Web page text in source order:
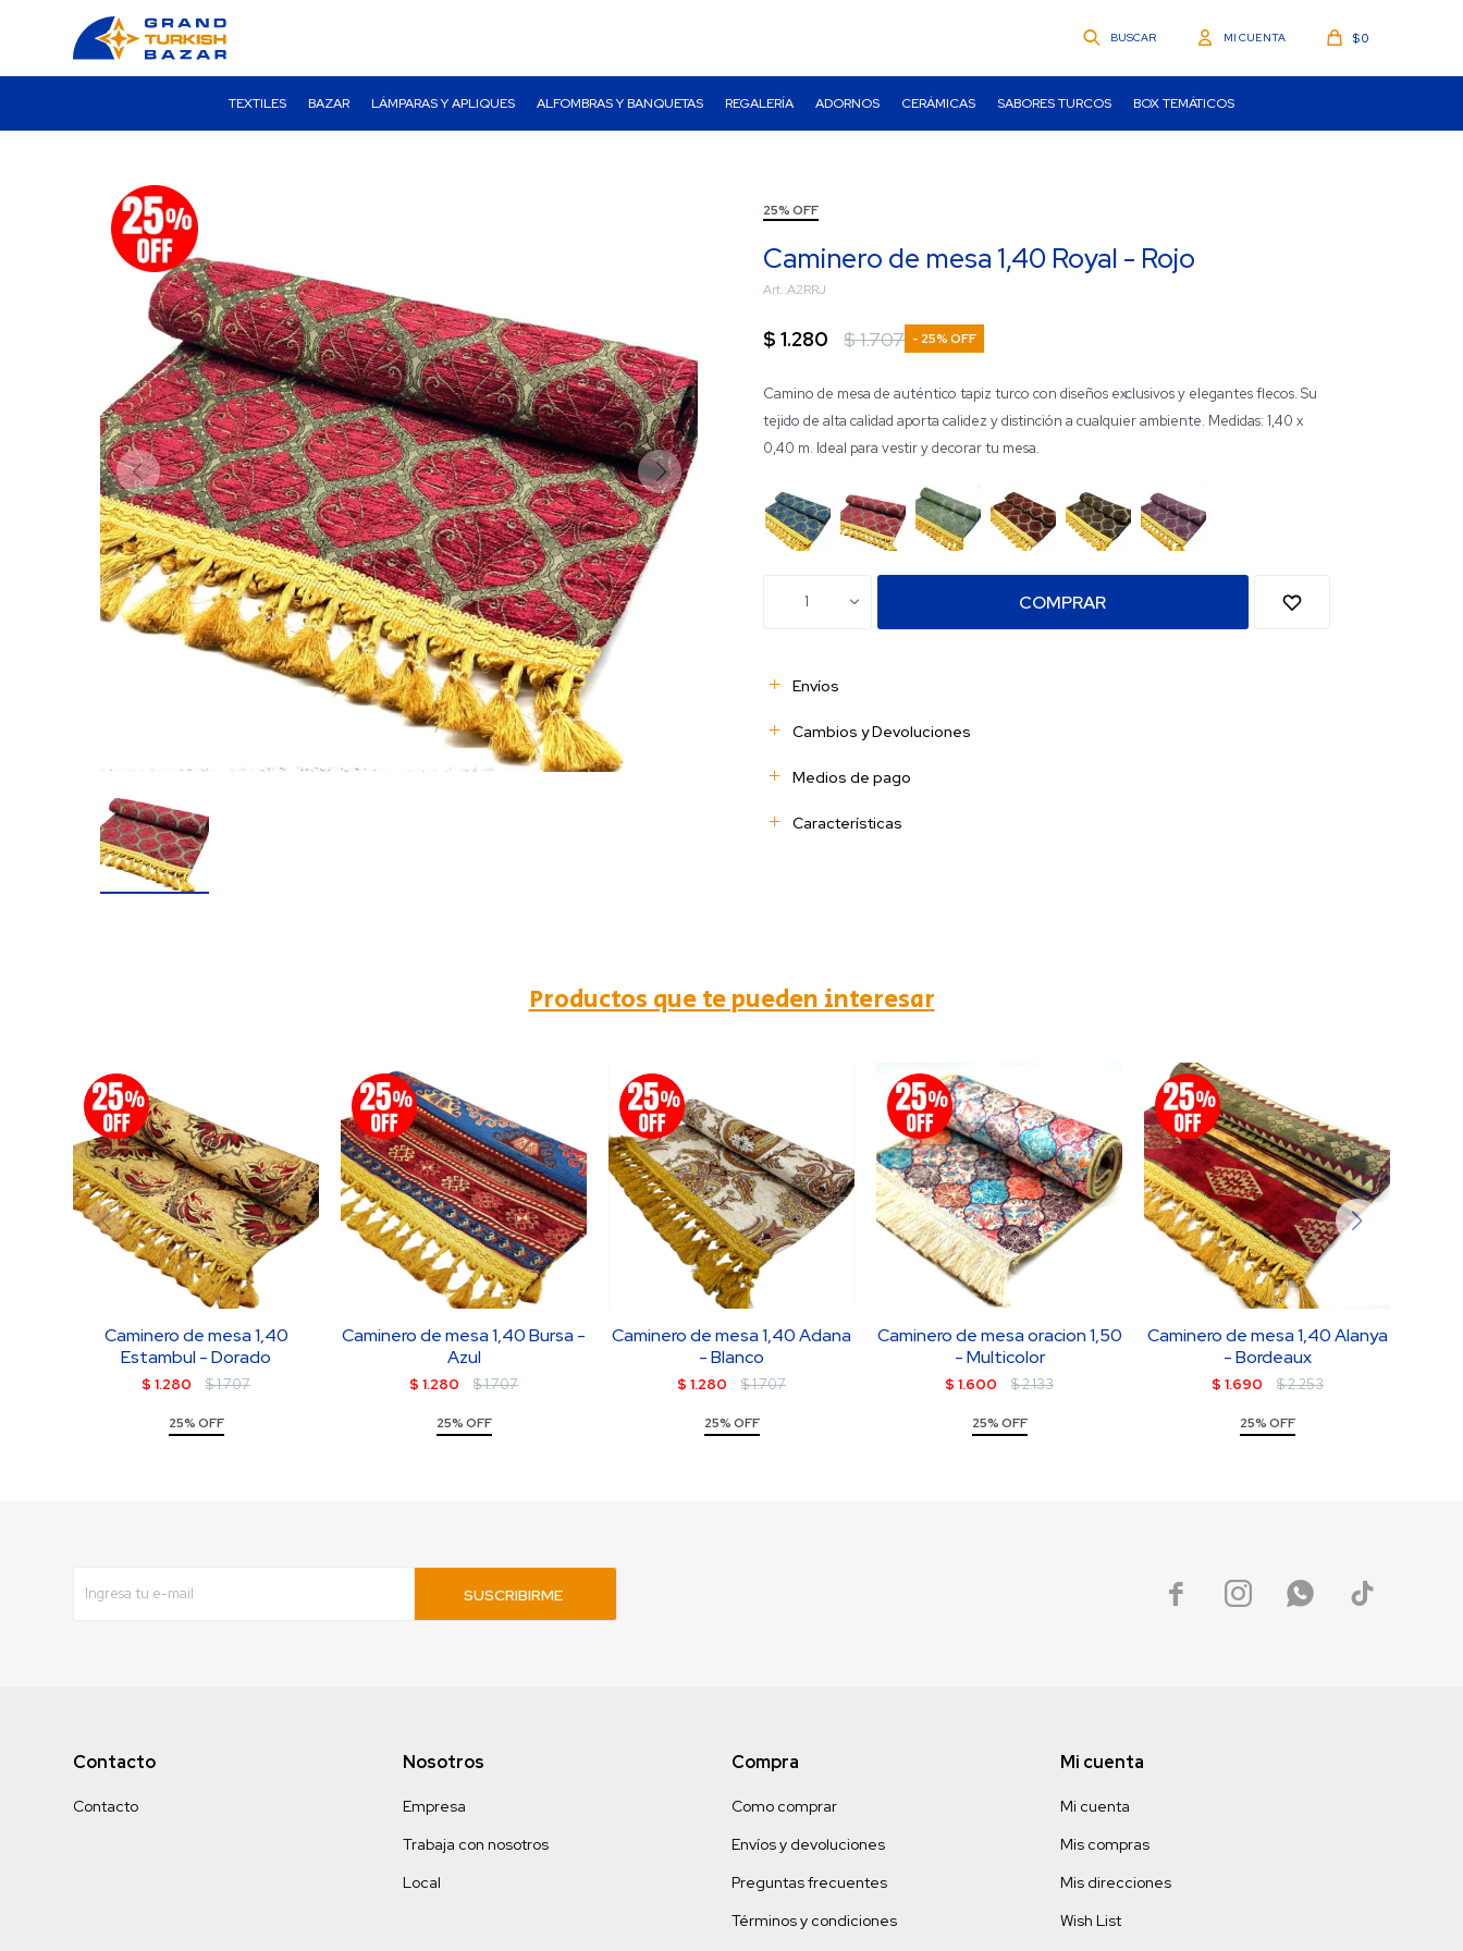
TEXTILES BAZAR LÁMPARAS Y APLIQUES ALFOMBRAS Y BANQUETAS REGALERÍA ADORNOS CERÁMICAS SABORES TURCOS BOX TEMÁTICOS
$0
25% OFF
Caminero de mesa 1,40 Royal - Rojo
A2RRJ
$ 1.280 $1.707 25
Camino de mesa de auténtico tapiz turco con diseños exclusivos y elegantes flecos. Su
tejido de alta calidad aporta calidez y distinción a cualquier ambiente. Medidas: 1,40 x
0,40 m. Ideal para vestir y decorar tu mesa.
1 COMPRAR
Envíos
Cambios y Devoluciones
Medios de pago
Características
Productos que te pueden interesar
Caminero de mesa 1,40
Estambul - Dorado
$ 1.280 $1.707
25% OFF
Caminero de mesa 1,40 Bursa -
Azul
$ 1.280 $1.707
25% OFF
Caminero de mesa 1,40 Adana
- Blanco
$ 1.280 $1.707
25% OFF
Caminero de mesa oracion 1,50
- Multicolor
$ 1.600 $2.133
25% OFF
Caminero de mesa 1,40 Alanya
- Bordeaux
$ 1.690 $2.253
25% OFF
SUSCRIBIRME    
Contacto
Contacto
Nosotros
Empresa
Trabaja con nosotros
Local
Compra
Como comprar
Envíos y devoluciones
Preguntas frecuentes
Términos y condiciones
Mi cuenta
Mi cuenta
Mis compras
Mis direcciones
Wish List